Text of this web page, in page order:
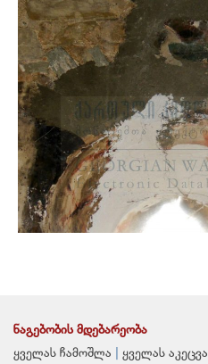
საკურთხეველი, სარკმელი
მოხატულობა
ᲜᲐᲒᲔᲑᲝᲑᲘᲡ ᲛᲓᲔᲑᲐᲠᲔᲝᲑᲐ
ყველას ჩამოშლა | ყველას აკეცვა